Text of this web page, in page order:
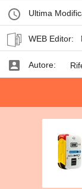
Ultima
WEB Editor:
Autore: